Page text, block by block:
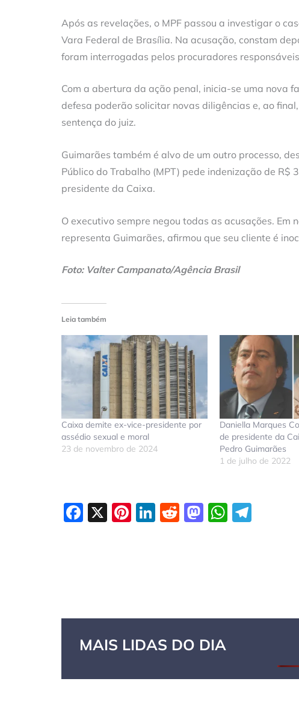
Após as revelações, o MPF passou a investigar o
Vara Federal de Brasília. Na acusação, constam
foram interrogadas pelos procuradores
Com a abertura da ação penal, inicia-se uma nova
defesa poderão solicitar novas diligências e, ao
sentença do juiz.
Guimarães também é alvo de um outro processo,
Público do Trabalho (MPT) pede indenização de R$
presidente da Caixa.
O executivo sempre negou todas as acusações. Em
representa Guimarães, afirmou que seu cliente é
Foto: Valter Campanato/Agência Brasil
Leia também
Caixa demite ex-vice-presidente por
assédio sexual e moral
23 de novembro de 2024
Daniella Marques
de presidente da
Pedro Guimarães
1 de julho de 2022
Facebook
X Pinterest
LinkedIn
Reddit
Mastodon
MAIS LIDAS DO DIA